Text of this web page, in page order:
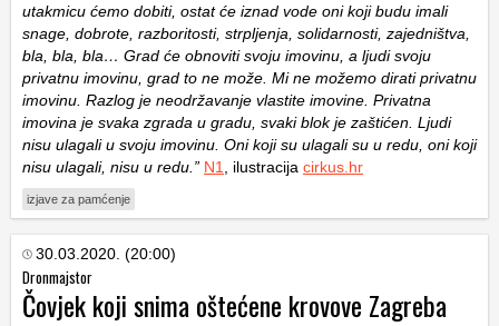
utakmicu ćemo dobiti, ostat će iznad vode oni koji budu imali
snage, dobrote, razboritosti, strpljenja, solidarnosti, zajedništva,
bla, bla, bla… Grad će obnoviti svoju imovinu, a ljudi svoju
privatnu imovinu, grad to ne može. Mi ne možemo dirati privatnu
imovinu. Razlog je neodržavanje vlastite imovine. Privatna
imovina je svaka zgrada u gradu, svaki blok je zaštićen. Ljudi
nisu ulagali u svoju imovinu. Oni koji su ulagali su u redu, oni koji
nisu ulagali, nisu u redu.” N1 , ilustracija cirkus.hr
izjave za pamćenje
30.03.2020. (20:00)
Dronmajstor
Čovjek koji snima oštećene krovove Zagreba